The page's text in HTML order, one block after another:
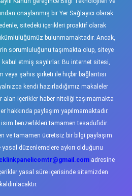
onaylanmış bir Yer Sağlayıcı olarak
sitedeki içerikleri proaktif olarak
bulunmamaktadır. Ancak,
sorumluluğunu taşımakta olup, siteye
etmiş sayılırlar. Bu internet sitesi,
veya şahıs şirketi ile hiçbir bağlantısı
kendi hazırladığımız makaleler
alan içerikler haber niteliği taşımamakta
hakkında paylaşım yapılmamaktadır.
isim benzerlikleri tamamen tesadüfidir.
ve tamamen ücretsiz bir bilgi paylaşım
düzenlemelere aykırı olduğunu
adresine
yasal süre içerisinde sitemizden
kaldırılacaktır.